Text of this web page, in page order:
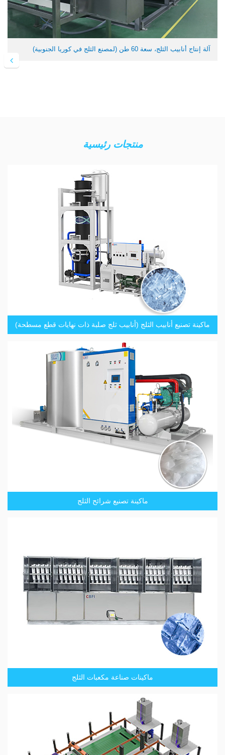
آلة إنتاج أنابيب الثلج، سعة 60 طن (لمصنع الثلج في كوريا الجنوبية)
منتجات رئيسية
ماكينة تصنيع أنابيب الثلج (أنابيب ثلج صلبة ذات نهايات قطع مسطحة)
ماكينة تصنيع شرائح الثلج
ماكينات صناعة مكعبات الثلج